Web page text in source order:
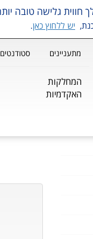
יש ללחוץ כאן.
מתעניינים סטודנטים
המחלקות
האקדמיות